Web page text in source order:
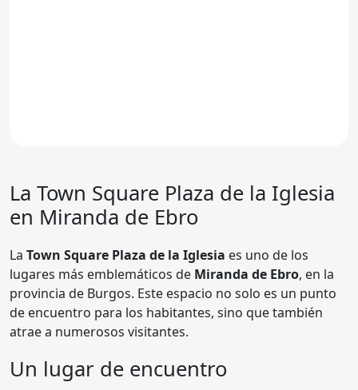
La Town Square Plaza de la Iglesia
en Miranda de Ebro
La Town Square Plaza de la Iglesia es uno de los
lugares más emblemáticos de Miranda de Ebro, en la
provincia de Burgos. Este espacio no solo es un punto
de encuentro para los habitantes, sino que también
atrae a numerosos visitantes.
Un lugar de encuentro